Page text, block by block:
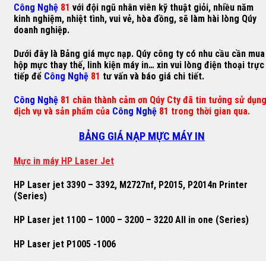
Công Nghệ 81 với đội ngũ nhân viên kỹ thuật giỏi, nhiều năm
kinh nghiệm, nhiệt tình, vui vẻ, hòa đồng, sẽ làm hài lòng Qúy
doanh nghiệp.
Dưới đây là Bảng giá mực nạp. Qúy công ty có nhu cầu cần mua
hộp mực thay thế, linh kiện máy in… xin vui lòng điện thoại trực
tiếp để Công Nghệ 81 tư vấn và báo giá chi tiết.
Công Nghệ 81 chân thành cảm ơn Qúy Cty đã tin tưởng sử dụng
dịch vụ và sản phẩm của Công Nghệ 81 trong thời gian qua.
BẢNG GIÁ NẠP MỰC MÁY IN
Mực in máy HP Laser Jet
HP Laser jet 3390 – 3392, M2727nf, P2015, P2014n Printer
(Series)
HP Laser jet 1100 – 1000 – 3200 – 3220 All in one (Series)
HP Laser jet P1005 -1006